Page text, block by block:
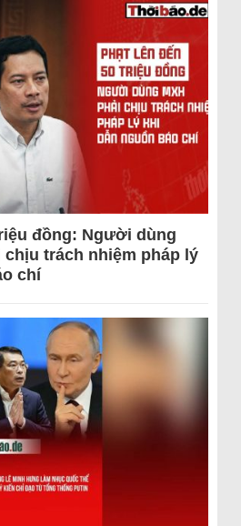
đồng: Người dùng
chịu trách nhiệm pháp lý
chí